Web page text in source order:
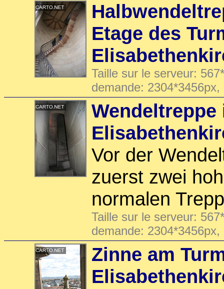
Etage des
Taille sur le serveur:
demande:
Wendeltreppe
Vor der
zuerst zwei
normalen
Taille sur le serveur:
demande:
Zinne am